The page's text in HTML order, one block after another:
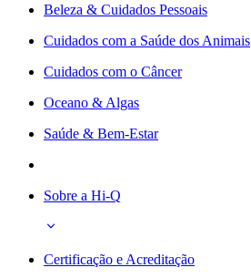
Beleza & Cuidados Pessoais
Cuidados com a Saúde dos Animais
Cuidados com o Câncer
Oceano & Algas
Saúde & Bem-Estar
Sobre a Hi-Q
Certificação e Acreditação